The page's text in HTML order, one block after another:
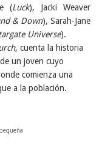
(Luck), Jacki Weaver
& Down), Sarah-Jane
Universe).
, cuenta la historia
un joven cuyo
comienza una
a la población.